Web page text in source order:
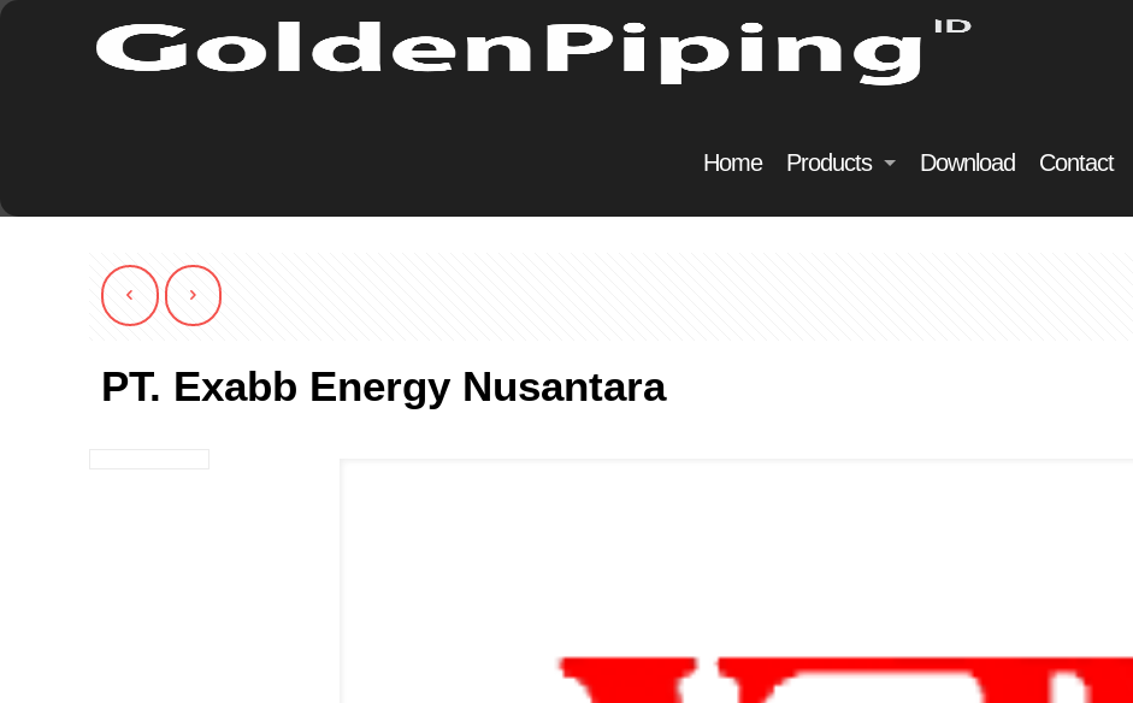
Home Products Download Contact
PT. Exabb Energy Nusantara